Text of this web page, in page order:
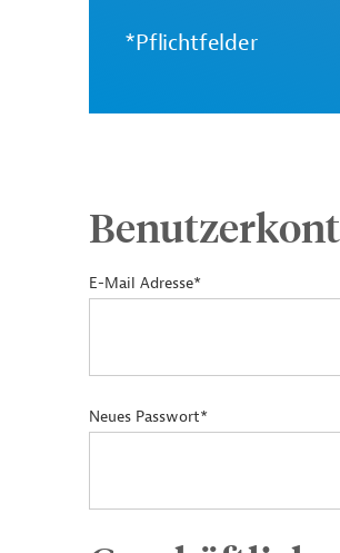
*Pflichtfelder
E-Mail Adresse*
Neues Passwort*